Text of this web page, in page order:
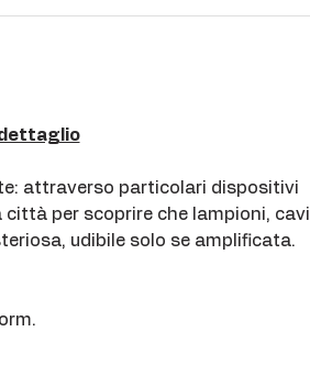
attraverso particolari dispositivi
per scoprire che lampioni, cavi
udibile solo se amplificata.